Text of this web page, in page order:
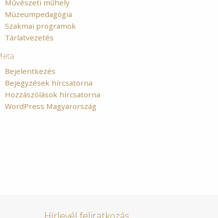
Művészeti műhely
Múzeumpedagógia
Szakmai programok
Tárlatvezetés
Bejelentkezés
Bejegyzések hírcsatorna
Hozzászólások hírcsatorna
WordPress Magyarország